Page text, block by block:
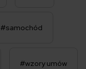
#samochód
#wzory umów